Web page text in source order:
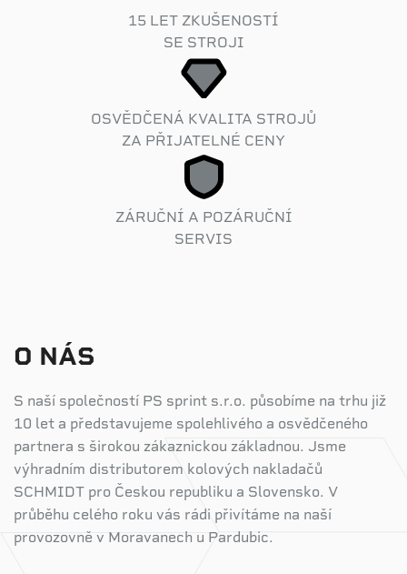
15 LET ZKUŠENOSTÍ
SE STROJI
OSVĚDČENÁ KVALITA STROJŮ
ZA PŘIJATELNÉ CENY
ZÁRUČNÍ A POZÁRUČNÍ
SERVIS
O NÁS
S naší společností PS sprint s.r.o. působíme na trhu již
10 let a představujeme spolehlivého a osvědčeného
partnera s širokou zákaznickou základnou. Jsme
výhradním distributorem kolových nakladačů
SCHMIDT pro Českou republiku a Slovensko. V
průběhu celého roku vás rádi přivítáme na naší
provozovně v Moravanech u Pardubic.